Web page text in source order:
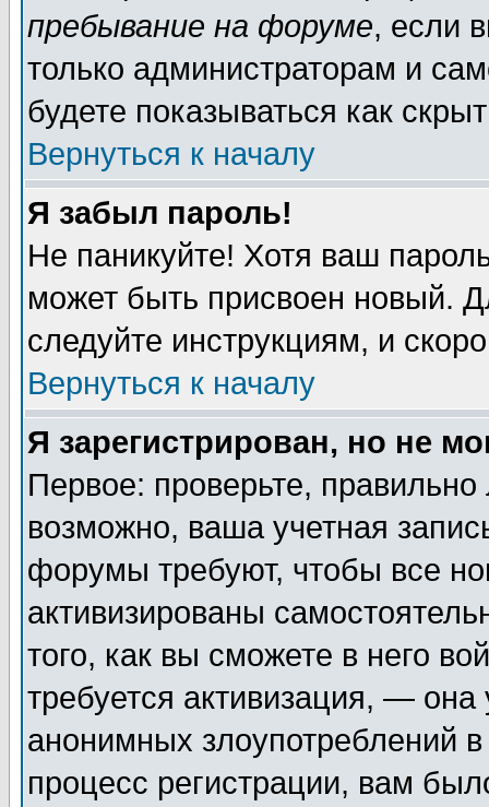
пребывание на форуме, если
только администраторам и
будете показываться как
Вернуться к началу
Я забыл пароль!
Не паникуйте! Хотя ваш
может быть присвоен новый.
следуйте инструкциям, и
Вернуться к началу
Я зарегистрирован, но не
Первое: проверьте,
возможно, ваша учетная
форумы требуют, чтобы все
активизированы
того, как вы сможете в него
требуется активизация, —
анонимных злоупотреблений
процесс регистрации, вам